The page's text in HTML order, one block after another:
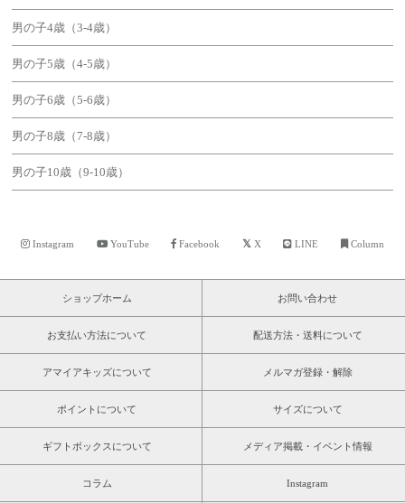
男の子4歳（3-4歳）
男の子5歳（4-5歳）
男の子6歳（5-6歳）
男の子8歳（7-8歳）
男の子10歳（9-10歳）
Instagram YouTube Facebook X LINE Column
ショップホーム お問い合わせ
お支払い方法について 配送方法・送料について
アマイアキッズについて メルマガ登録・解除
ポイントについて サイズについて
ギフトボックスについて メディア掲載・イベント情報
コラム Instagram